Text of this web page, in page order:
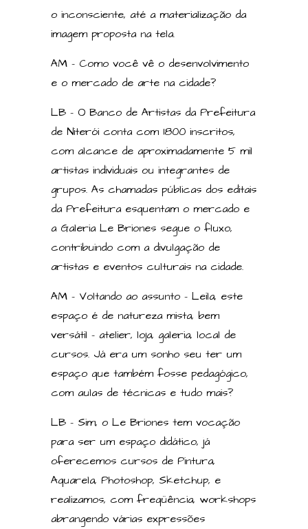
o inconsciente, até a materialização da
imagem proposta na tela.
AM – Como você vê o desenvolvimento
e o mercado de arte na cidade?
LB – O Banco de Artistas da Prefeitura
de Niterói conta com 1800 inscritos,
com alcance de aproximadamente 5 mil
artistas individuais ou integrantes de
grupos. As chamadas públicas dos editais
da Prefeitura esquentam o mercado e
a Galeria Le Briones segue o fluxo,
contribuindo com a divulgação de
artistas e eventos culturais na cidade.
AM – Voltando ao assunto – Leila, este
espaço é de natureza mista, bem
versátil – atelier, loja, galeria, local de
cursos. Já era um sonho seu ter um
espaço que também fosse pedagógico,
com aulas de técnicas e tudo mais?
LB – Sim, o Le Briones tem vocação
para ser um espaço didático, já
oferecemos cursos de Pintura,
Aquarela, Photoshop, Sketchup, e
realizamos, com freqüência, workshops
abrangendo várias expressões